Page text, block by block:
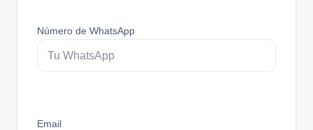
Número de WhatsApp
Email